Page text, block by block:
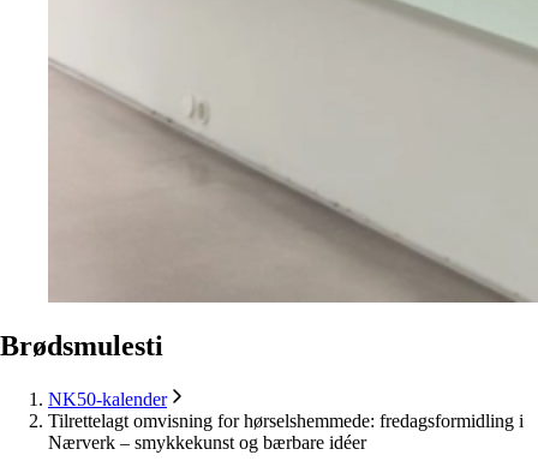
Brødsmulesti
NK50-kalender
Tilrettelagt omvisning for hørselshemmede: fredagsformidling i
Nærverk – smykkekunst og bærbare idéer